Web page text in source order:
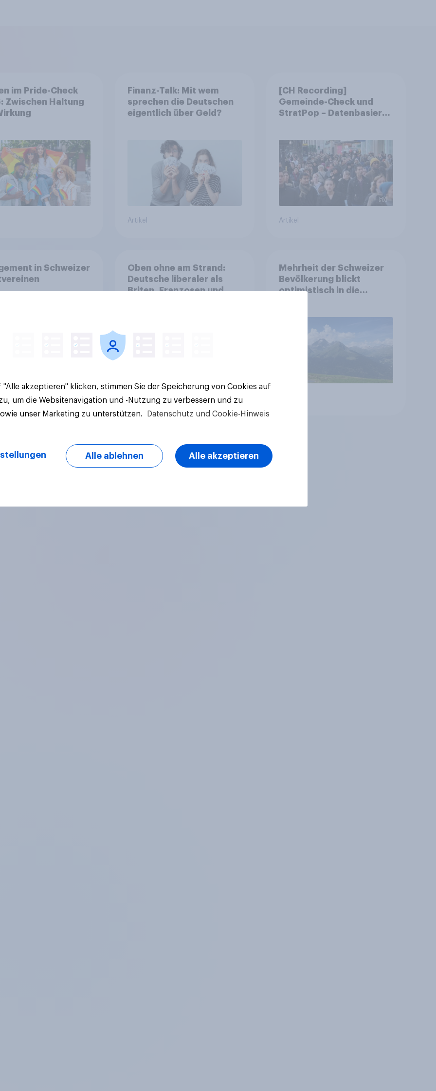
im Pride-Check
Zwischen Haltung
Finanz-Talk: Mit wem
sprechen die Deutschen
eigentlich über Geld?
Artikel
[CH Recording]
Gemeinde-Check und
StratPop – Datenbasierte
Artikel
in Schweizer
Oben ohne am Strand:
Deutsche liberaler als
Briten, Franzosen und
Artikel
Mehrheit der Schweizer
Bevölkerung blickt
optimistisch in die
Gesundheitswesen und
Altersvorsorge
"Alle akzeptieren" klicken, stimmen Sie der Speicherung von Cookies auf
zu, um die Websitenavigation und -Nutzung zu verbessern und zu
unser Marketing zu unterstützen.
Datenschutz und Cookie-Hinweis
Alle ablehnen Alle akzeptieren